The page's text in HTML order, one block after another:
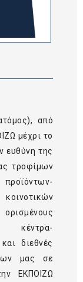
από
μέχρι το
ευθύνη της
τροφίμων
κέντρα-
διεθνές
μας σε
ΕΚΠΟΙΖΩ